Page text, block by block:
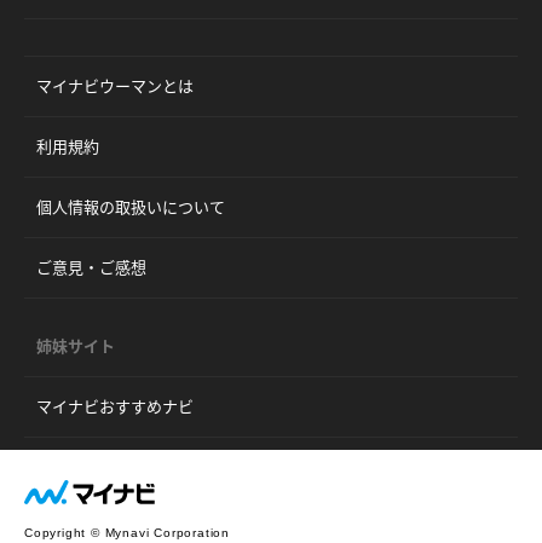
マイナビウーマンとは
利用規約
個人情報の取扱いについて
ご意見・ご感想
姉妹サイト
マイナビおすすめナビ
Copyright © Mynavi Corporation